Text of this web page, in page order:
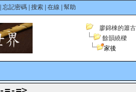
忘記密碼| 搜索| 在線 幫助
廖錦棟的簫
餘韻繞樑
家後